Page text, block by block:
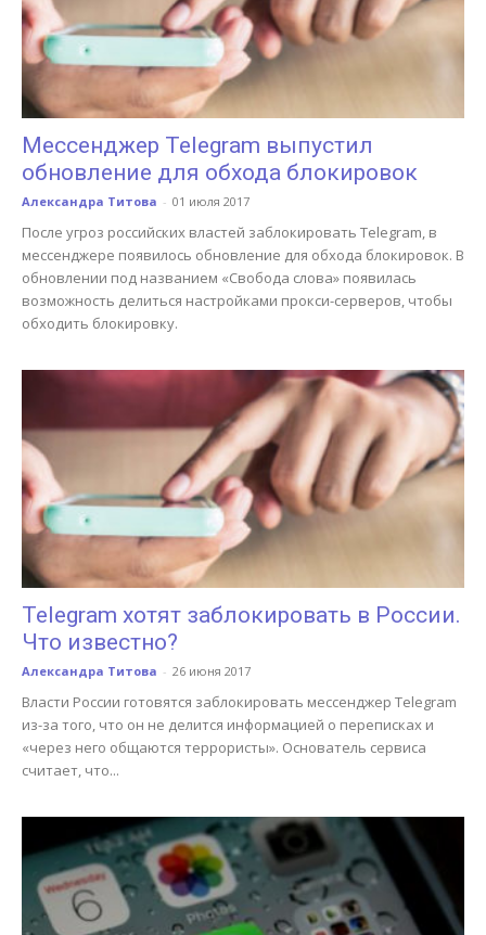
Мессенджер Telegram выпустил
обновление для обхода блокировок
Александра Титова - 01 июля 2017
После угроз российских властей заблокировать Telegram, в
меccенджере появилось обновление для обхода блокировок. В
обновлении под названием «Свобода слова» появилась
возможность делиться настройками прокси-серверов, чтобы
обходить блокировку.
Telegram хотят заблокировать в России.
Что известно?
Александра Титова - 26 июня 2017
Власти России готовятся заблокировать мессенджер Telegram
из-за того, что он не делится информацией о переписках и
«через него общаются террористы». Основатель сервиса
считает, что...